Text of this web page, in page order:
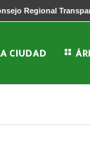
Regional
CIUDAD